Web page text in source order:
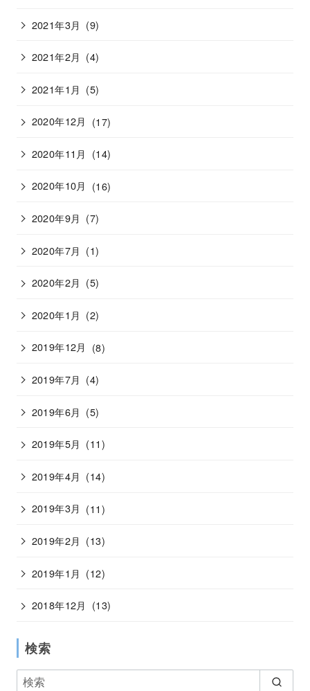
2021年3月 (9)
2021年2月 (4)
2021年1月 (5)
2020年12月 (17)
2020年11月 (14)
2020年10月 (16)
2020年9月 (7)
2020年7月 (1)
2020年2月 (5)
2020年1月 (2)
2019年12月 (8)
2019年7月 (4)
2019年6月 (5)
2019年5月 (11)
2019年4月 (14)
2019年3月 (11)
2019年2月 (13)
2019年1月 (12)
2018年12月 (13)
検索